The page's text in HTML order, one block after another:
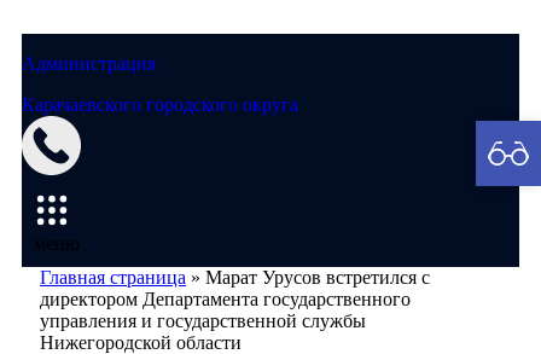
Администрация
Карачаевского городского округа
меню
Главная страница » Марат Урусов встретился с
директором Департамента государственного
управления и государственной службы
Нижегородской области
Мэрия